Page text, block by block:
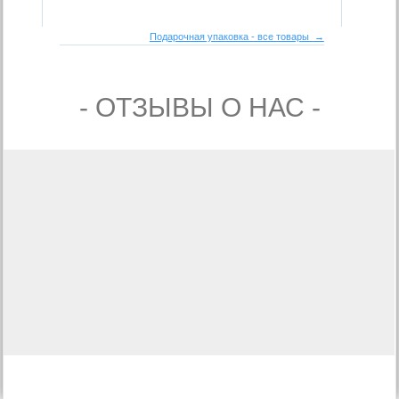
Подарочная упаковка - все товары →
- ОТЗЫВЫ О НАС -